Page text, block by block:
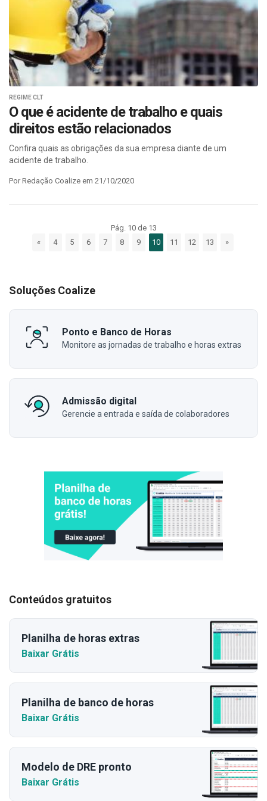
REGIME CLT
O que é acidente de trabalho e quais
direitos estão relacionados
Confira quais as obrigações da sua empresa diante de um
acidente de trabalho.
Por Redação Coalize em 21/10/2020
Pág. 10 de 13
«
4 5 6 7 8 9 10 11 12 13 »
Soluções Coalize
Ponto e Banco de Horas
Monitore as jornadas de trabalho e horas extras
Admissão digital
Gerencie a entrada e saída de colaboradores
Conteúdos gratuitos
Planilha de horas extras
Baixar Grátis
Planilha de banco de horas
Baixar Grátis
Modelo de DRE pronto
Baixar Grátis